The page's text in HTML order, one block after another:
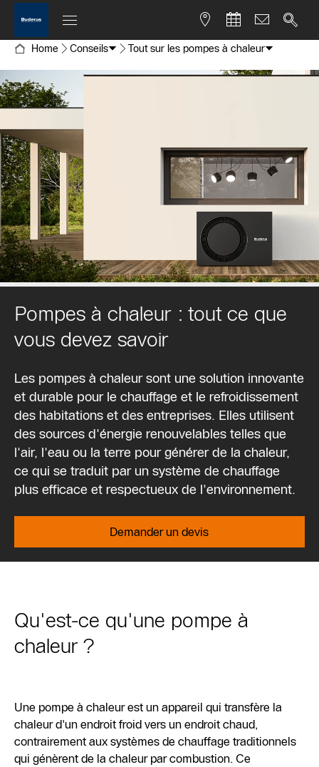
Home Conseils Tout sur les pompes à chaleur
Pompes à chaleur : tout ce que
vous devez savoir
Les pompes à chaleur sont une solution innovante
et durable pour le chauffage et le refroidissement
des habitations et des entreprises. Elles utilisent
des sources d'énergie renouvelables telles que
l'air, l'eau ou la terre pour générer de la chaleur,
ce qui se traduit par un système de chauffage
plus efficace et respectueux de l'environnement.
Demander un devis
Qu'est-ce qu'une pompe à
chaleur ?
Une pompe à chaleur est un appareil qui transfère la
chaleur d'un endroit froid vers un endroit chaud,
contrairement aux systèmes de chauffage traditionnels
qui génèrent de la chaleur par combustion. Ce